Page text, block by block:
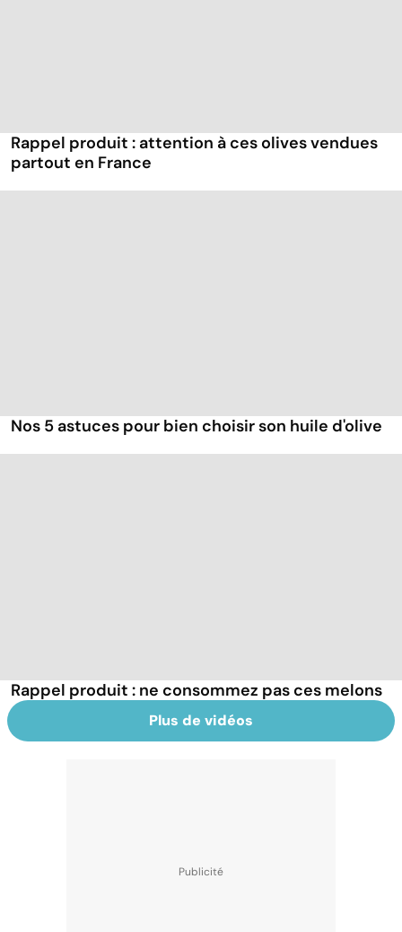
Rappel produit : attention à ces olives vendues
partout en France
Nos 5 astuces pour bien choisir son huile d'olive
Rappel produit : ne consommez pas ces melons
Plus de vidéos